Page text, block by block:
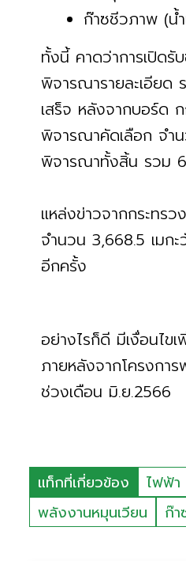
ก๊าซชีวภาพ (น้
ทั้งนี้ คาดว่าการเปิด
พิจารณารายละเอียด
เสร็จ หลังจากบอร์ด
พิจารณาคัดเลือก จำ
พิจารณาทั้งสิ้น รวม
แหล่งข่าวจากกระทร
จำนวน 3,668.5 เมกะ
อีกครั้ง
อย่างไรก็ดี มีเงื่อนไข
ภายหลังจากโครงกา
ช่วงเดือน มิ.ย.2566
แท็กที่เกี่ยวข้อง ไฟฟ้า
พลังงานหมุนเวียน
ก๊